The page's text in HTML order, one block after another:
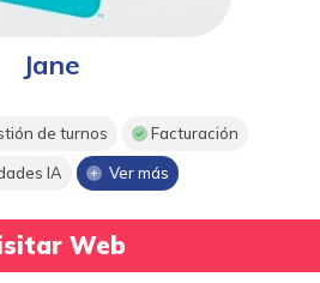
Jane
de turnos Facturación
IA Ver más
Web